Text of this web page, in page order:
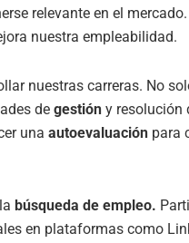
relevante en el
nuestra empleabilidad.
nuestras carreras. No
de gestión y resolución
una autoevaluación para
búsqueda de empleo.
en plataformas como